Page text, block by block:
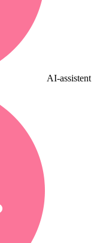
AI-assistent